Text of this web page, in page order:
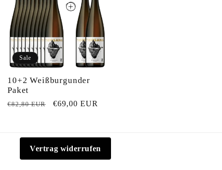
Sale
10+2 Weißburgunder
Paket
Normaler
€82,80 EUR Verkaufspreis
€69,00 EUR
Vertrag widerrufen